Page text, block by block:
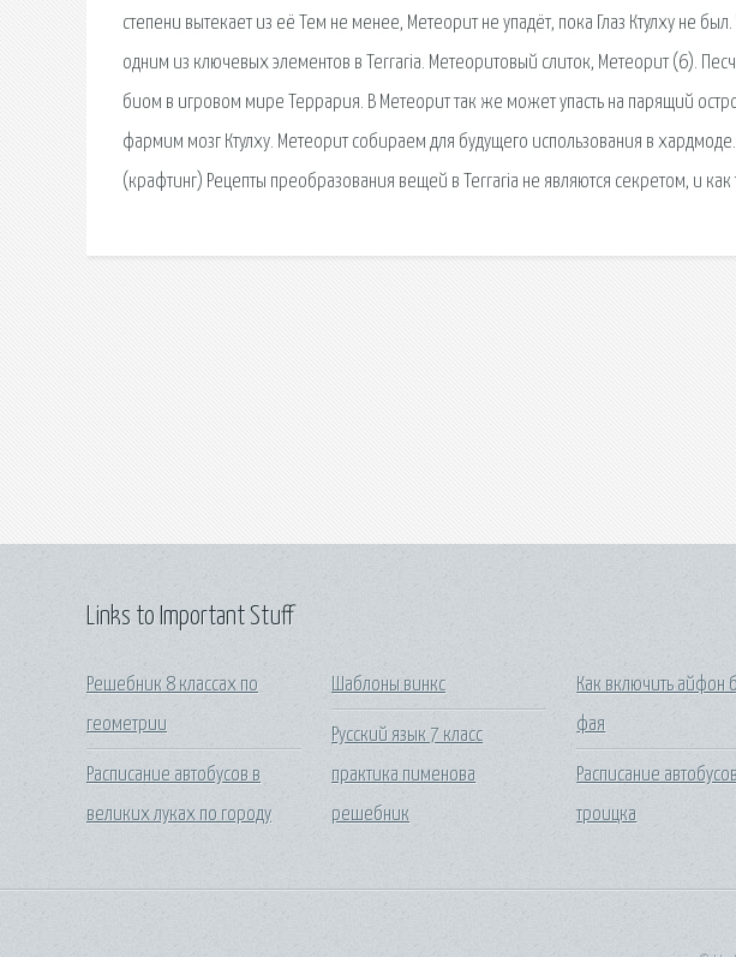
степени вытекает из её Тем не менее, Метеорит не упадёт, пока Глаз Ктулху не
одним из ключевых элементов в Terraria. Метеоритовый слиток, Метеорит (6).
биом в игровом мире Террария. В Метеорит так же может упасть на парящий
фармим мозг Ктулху. Метеорит собираем для будущего использования в
(крафтинг) Рецепты преобразования вещей в Terraria не являются секретом, и как
Links to Important Stuff
Решебник 8 классах по
геометрии
Расписание автобусов в
великих луках по городу
Шаблоны винкс
Русский язык 7 класс
практика пименова
решебник
Как включить айфон
фая
Расписание
троицка